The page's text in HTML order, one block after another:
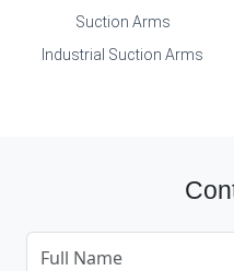
Suction Arms
Industrial Suction Arms